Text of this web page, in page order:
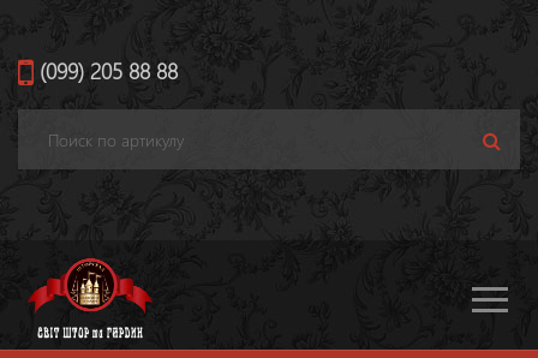
(099) 205 88 88
Toggle